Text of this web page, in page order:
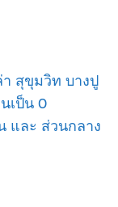
า สุขุมวิท บางปู
เป็น 0
และ ส่วนกลาง